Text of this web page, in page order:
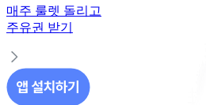
매주 룰렛 돌리고
주유권 받기